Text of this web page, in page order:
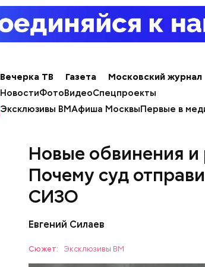
Вечерка ТВ Газета Московский журнал
НовостиФотоВидеоСпецпроекты
Эксклюзивы ВМАфиша МосквыПервые в
Новые обвинения и
Почему суд
СИЗО
Евгений Силаев
Сюжет: Эксклюзивы ВМ
Долгое время образ
кого. Все изменила